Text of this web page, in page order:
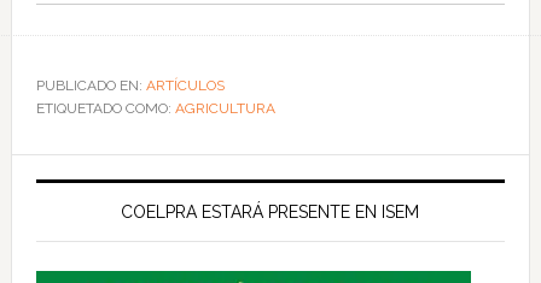
PUBLICADO EN: ARTÍCULOS
ETIQUETADO COMO: AGRICULTURA
COELPRA ESTARÁ PRESENTE EN ISEM